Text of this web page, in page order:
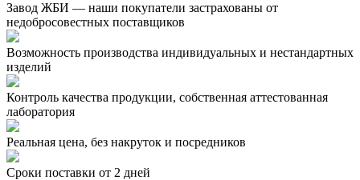
Завод ЖБИ — наши покупатели застрахованы от
недобросовестных поставщиков
Возможность производства индивидуальных и нестандартных
изделий
Контроль качества продукции, собственная аттестованная
лаборатория
Реальная цена, без накруток и посредников
Сроки поставки от 2 дней